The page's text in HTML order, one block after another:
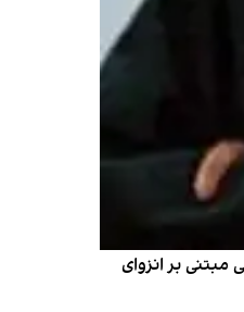
مدلی مبتنی بر انزوای